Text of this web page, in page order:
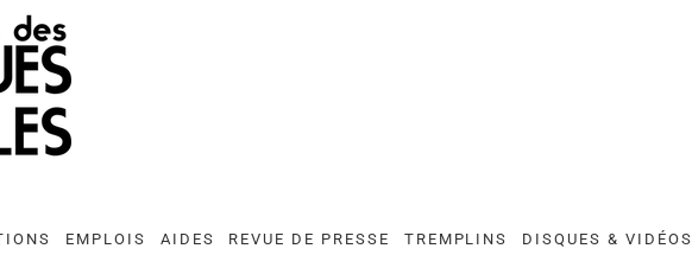
EMPLOIS AIDES REVUE DE PRESSE TREMPLINS DISQUES & VIDÉOS